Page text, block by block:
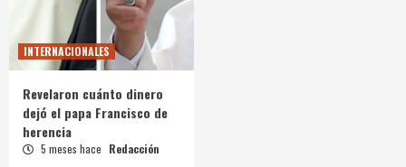
INTERNACIONALES
Revelaron cuánto dinero
dejó el papa Francisco de
herencia
5 meses hace Redacción